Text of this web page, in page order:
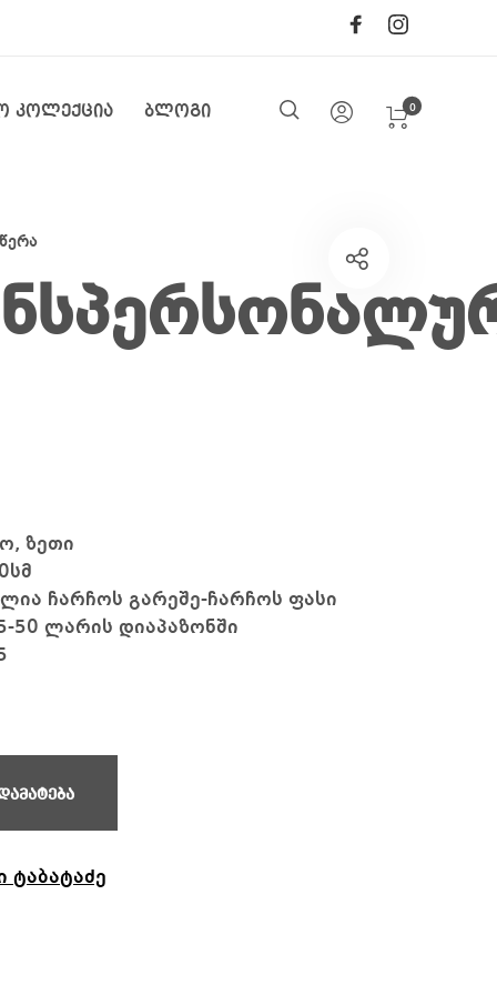
კოლექცია ბლოგი 0
ზეთი
ჩარჩოს გარეშე-ჩარჩოს ფასი
50 ლარის დიაპაზონში
ტაბატაძე